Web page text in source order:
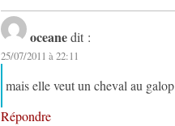
oceane dit :
25/07/2011 à 22:11
mais elle veut un cheval au galop
Répondre